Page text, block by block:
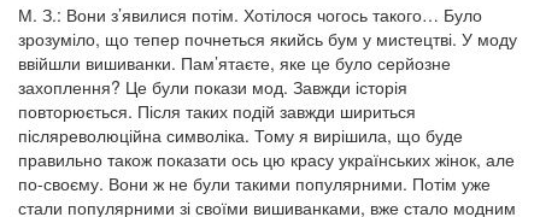
М. З.: Вони з’явилися потім. Хотілося чогось такого… Було
зрозуміло, що тепер почнеться якийсь бум у мистецтві. У моду
ввійшли вишиванки. Пам’ятаєте, яке це було серйозне
захоплення? Це були покази мод. Завжди історія
повторюється. Після таких подій завжди шириться
післяреволюційна символіка. Тому я вирішила, що буде
правильно також показати ось цю красу українських жінок, але
по-своєму. Вони ж не були такими популярними. Потім уже
стали популярними зі своїми вишиванками, вже стало модним